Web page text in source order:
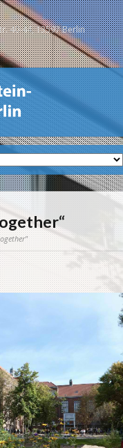
40-44, 13597 Berlin